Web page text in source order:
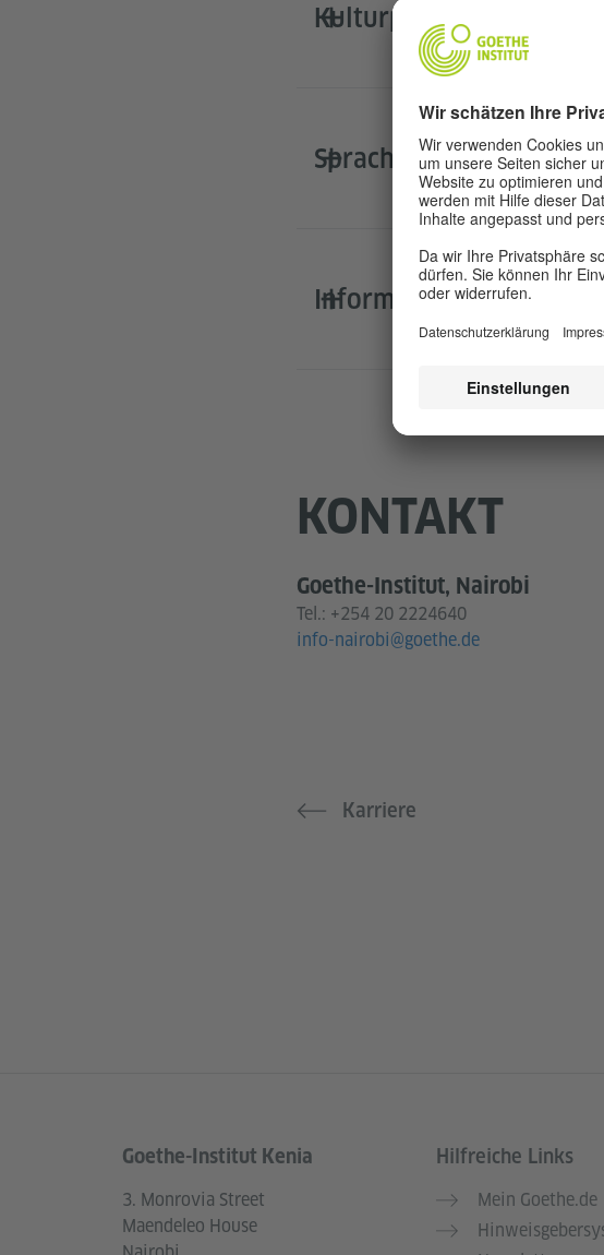
Kulturprogramm
Sprache und
Informationszentrum
KONTAKT
Goethe-Institut, Nairobi
Tel.: +254 20 2224640
info-nairobi@goethe.de
Karriere
Service- und Informationsbereich
Goethe-Institut Kenia
3. Monrovia Street
Maendeleo House
Hilfreiche Links
Mein Goethe.de